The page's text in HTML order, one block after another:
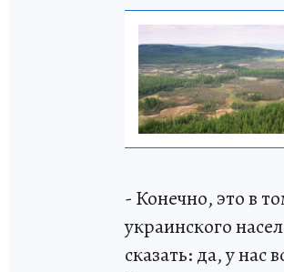
- Конечно, это в
украинского
сказать: да, у нас